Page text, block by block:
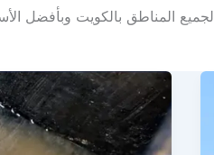
المناطق بالكويت وبأفضل